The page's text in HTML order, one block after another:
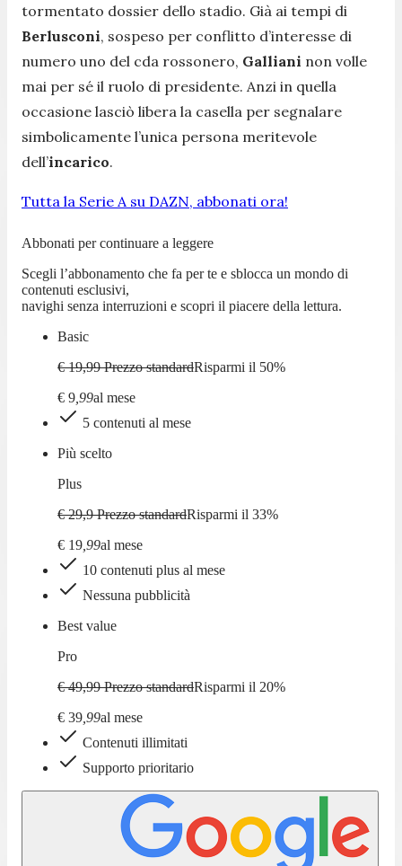
tormentato dossier dello stadio. Già ai tempi di
Berlusconi, sospeso per conflitto d’interesse di
numero uno del cda rossonero, Galliani non volle
mai per sé il ruolo di presidente. Anzi in quella
occasione lasciò libera la casella per segnalare
simbolicamente l’unica persona meritevole
dell’incarico.
Tutta la Serie A su DAZN, abbonati ora!
Abbonati per continuare a leggere
Scegli l’abbonamento che fa per te e sblocca un mondo di
contenuti esclusivi,
navighi senza interruzioni e scopri il piacere della lettura.
Basic
€ 19,99 Prezzo standardRisparmi il 50%
€ 9 99al mese
5 contenuti al mese
Più scelto
Plus
€ 29,9 Prezzo standardRisparmi il 33%
€ 19 99al mese
10 contenuti plus al mese
Nessuna pubblicità
Best value
Pro
€ 49,99 Prezzo standardRisparmi il 20%
€ 39 99al mese
Contenuti illimitati
Supporto prioritario